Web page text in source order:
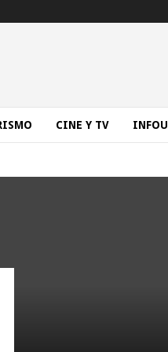
CINE Y TV